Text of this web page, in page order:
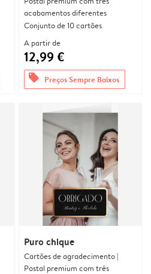
acabamentos diferentes
Conjunto de 10 cartões
A partir de
12,99 €
offers Preços Sempre Baixos
Puro chique
Cartões de agradecimento |
Postal premium com três